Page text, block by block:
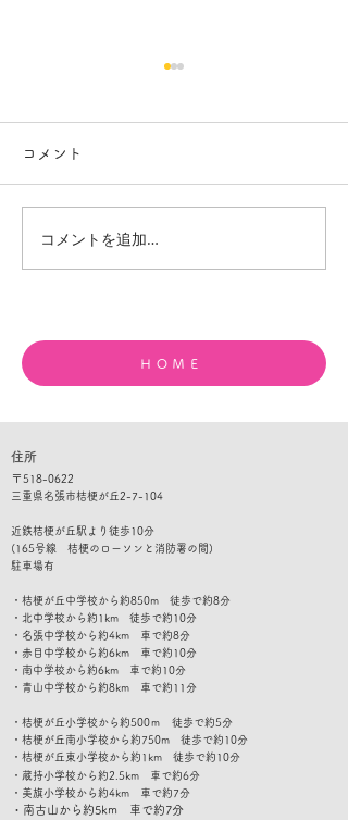
「どうせ無理」が「どう
コメント
コメントを追加…
ＨＯＭＥ
住所
​〒 518-0622
三重県名張市桔梗が丘2-7-104
​​近鉄桔梗が丘駅より徒歩10分
(165号線 桔梗のローソンと消防署の間)
​駐車場有
・桔梗が丘中学校から約850m 徒歩で約8分
・北中学校から約1km 徒歩で約10分
・名張中学校から約4km 車で約8分
・赤目中学校から約6km 車で約10分
・南中学校から約6km 車で約10分
​・青山中学校から約8km 車で約11分
・桔梗が丘小学校から約500ｍ 徒歩で約5分
・桔梗が丘南小学校から約750m 徒歩で約10分
・桔梗が丘東小学校から約1km 徒歩で約10分
・蔵持小学校から約2.5km 車で約6分
・美旗小学校から約4km 車で約7分
・南古山から約5km 車で約7分